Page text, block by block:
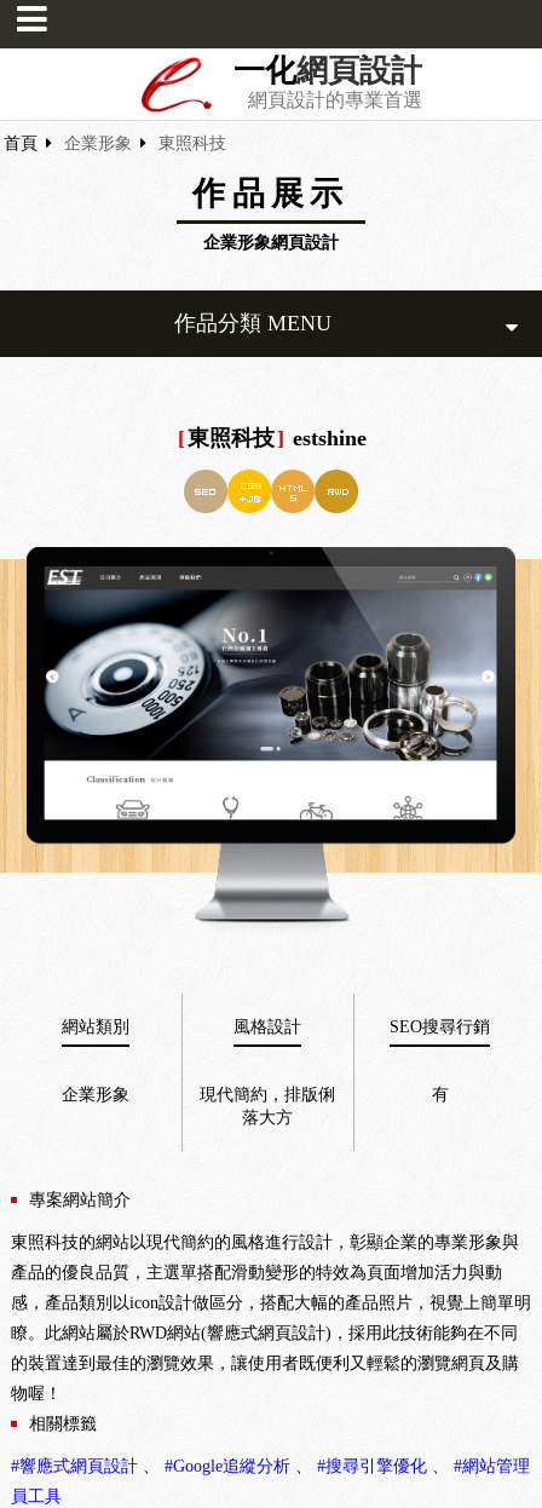
一化網頁設計
網頁設計的專業首選
首頁 企業形象 東照科技
作品展示
企業形象網頁設計
作品分類 MENU
[東照科技] estshine
網站類別
企業形象
風格設計
現代簡約，排版俐
落大方
SEO搜尋行銷
有
專案網站簡介
東照科技的網站以現代簡約的風格進行設計，彰顯企業的專業形象與
產品的優良品質，主選單搭配滑動變形的特效為頁面增加活力與動
感，產品類別以icon設計做區分，搭配大幅的產品照片，視覺上簡單明
瞭。此網站屬於RWD網站(響應式網頁設計)，採用此技術能夠在不同
的裝置達到最佳的瀏覽效果，讓使用者既便利又輕鬆的瀏覽網頁及購
物喔！
相關標籤
#響應式網頁設計 、 #Google追縱分析 、 #搜尋引擎優化 、 #網站管理
員工具